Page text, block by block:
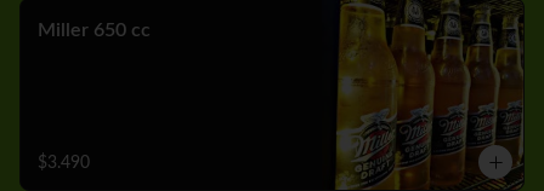
Miller 650 cc
$3.490